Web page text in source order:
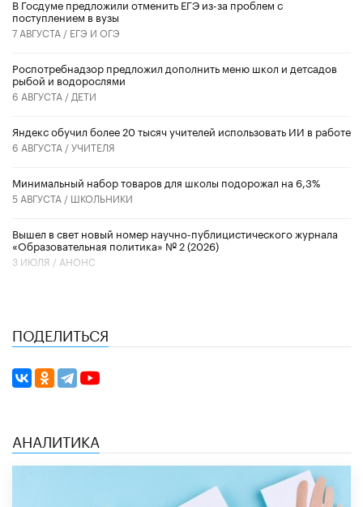
В Госдуме предложили отменить ЕГЭ из-за проблем с
поступлением в вузы
7 АВГУСТА / ЕГЭ И ОГЭ
Роспотребнадзор предложил дополнить меню школ и детсадов
рыбой и водорослями
6 АВГУСТА / ДЕТИ
​Яндекс обучил более 20 тысяч учителей использовать ИИ в работе
6 АВГУСТА /УЧИТЕЛЯ
Минимальный набор товаров для школы подорожал на 6,3%
5 АВГУСТА / ШКОЛЬНИКИ
Вышел в свет новый номер научно-публицистического журнала
«Образовательная политика» № 2 (2026)
3 ИЮЛЯ / АНОНС
ПОДЕЛИТЬСЯ
АНАЛИТИКА